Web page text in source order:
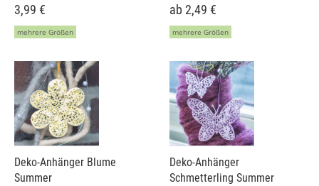
3,99 €
mehrere Größen
ab 2,49 €
mehrere Größen
Deko-Anhänger Blume
Summer
Deko-Anhänger
Schmetterling Summer